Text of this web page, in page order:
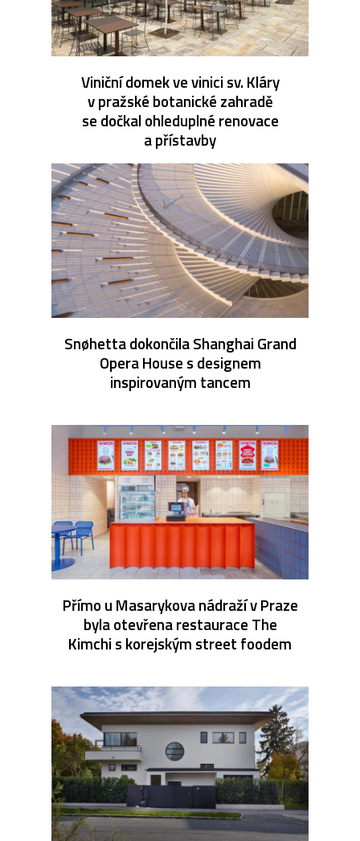
Viniční domek ve vinici sv. Kláry
v pražské botanické zahradě
se dočkal ohleduplné renovace
a přístavby
Snøhetta dokončila Shanghai Grand
Opera House s designem
inspirovaným tancem
Přímo u Masarykova nádraží v Praze
byla otevřena restaurace The
Kimchi s korejským street foodem